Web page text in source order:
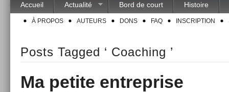
Accueil Actualité Bord de court Histoire
À PROPOS AUTEURS DONS FAQ INSCRIPTION
Posts Tagged ‘ Coaching ’
Ma petite entreprise